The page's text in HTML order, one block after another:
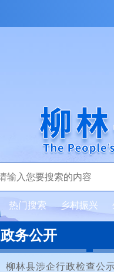
热门搜索 乡村振兴
政务公开
柳林县涉企行政检查公